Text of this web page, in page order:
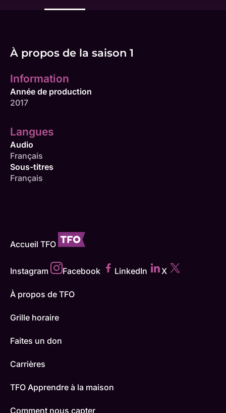
À propos de la saison 1
Information
Année de production
2017
Langues
Audio
Français
Sous-titres
Français
Accueil TFO
Instagram Facebook LinkedIn X
À propos de TFO
Grille horaire
Faites un don
Carrières
TFO Apprendre à la maison
Comment nous capter